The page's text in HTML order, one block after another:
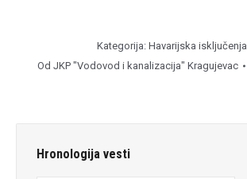
Kategorija: Havarijska isključenja
Od JKP "Vodovod i kanalizacija" Kragujevac
Hronologija vesti